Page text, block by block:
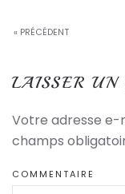
« PRÉCÉDENT
LAISSER
Votre adresse e-
champs
COMMENTAIRE